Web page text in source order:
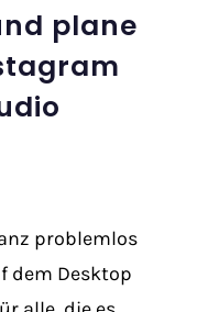
plane
problemlos
dem Desktop